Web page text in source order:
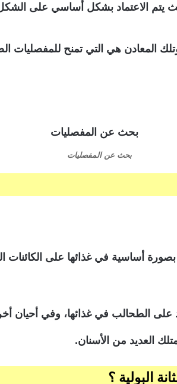
يتم الاعتماد بشكل أساسي على
المعادن هي التي تمنح للمفصليات
بحث عن المفصليات
أساسية في غذائها على الكائنات
على الطحالب في غذائها، وفي أحيان
العديد من الأسنان.
البولية ؟